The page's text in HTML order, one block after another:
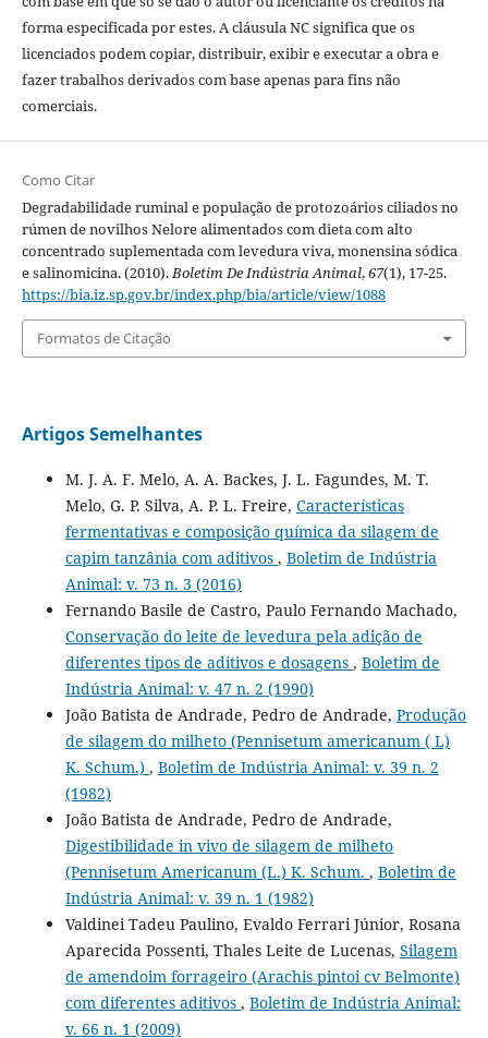
forma especificada por estes. A cláusula NC significa que os
licenciados podem copiar, distribuir, exibir e executar a obra e
fazer trabalhos derivados com base apenas para fins não
comerciais.
Como Citar
Degradabilidade ruminal e população de protozoários ciliados no
rúmen de novilhos Nelore alimentados com dieta com alto
concentrado suplementada com levedura viva, monensina sódica
e salinomicina. (2010).Boletim De Indústria Animal,67(1), 17-25.
https://bia.iz.sp.gov.br/index.php/bia/article/view/1088
Formatos de Citação
Artigos Semelhantes
M. J. A. F. Melo, A. A. Backes, J. L. Fagundes, M. T.
Melo, G. P. Silva, A. P. L. Freire, Características
fermentativas e composição química da silagem de
capim tanzânia com aditivos , Boletim de Indústria
Animal: v. 73 n. 3 (2016)
Fernando Basile de Castro, Paulo Fernando Machado,
Conservação do leite de levedura pela adição de
diferentes tipos de aditivos e dosagens , Boletim de
Indústria Animal: v. 47 n. 2 (1990)
João Batista de Andrade, Pedro de Andrade, Produção
de silagem do milheto (Pennisetum americanum ( L)
K. Schum.) , Boletim de Indústria Animal: v. 39 n. 2
(1982)
João Batista de Andrade, Pedro de Andrade,
Digestibilidade in vivo de silagem de milheto
(Pennisetum Americanum (L.) K. Schum. , Boletim de
Indústria Animal: v. 39 n. 1 (1982)
Valdinei Tadeu Paulino, Evaldo Ferrari Júnior, Rosana
Aparecida Possenti, Thales Leite de Lucenas, Silagem
de amendoim forrageiro (Arachis pintoi cv Belmonte)
com diferentes aditivos , Boletim de Indústria Animal:
v. 66 n. 1 (2009)